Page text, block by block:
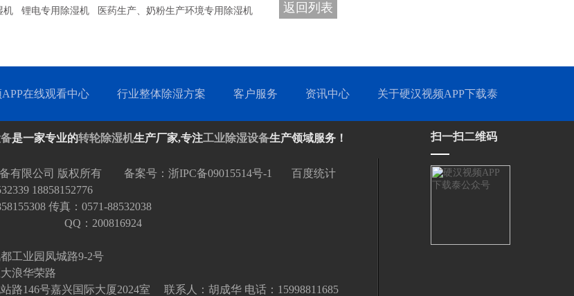
返回列表
机 锂电专用除湿机 医药生产、奶粉生产环境专用除湿机
在线观看中心 行业整体除湿方案 客户服务 资讯中心 关于硬汉视频APP下载泰
是一家专业的转轮除湿机生产厂家,专注工业除湿设备生产领域服务！
备有限公司 版权所有 备案号： 浙IPC备09015514号-1
百度统计
18858152776
传真：0571-88532038
QQ：200816924
工业园凤城路9-2号
浪华荣路
路146号嘉兴国际大厦2024室 联系人：胡成华 电话：15998811685
扫一扫二维码